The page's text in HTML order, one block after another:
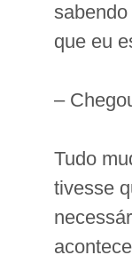
que eu
–
Tudo
tivesse